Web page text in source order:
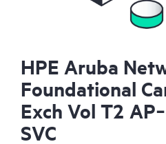
HPE Aruba
Foundational
Exch Vol T2
SVC